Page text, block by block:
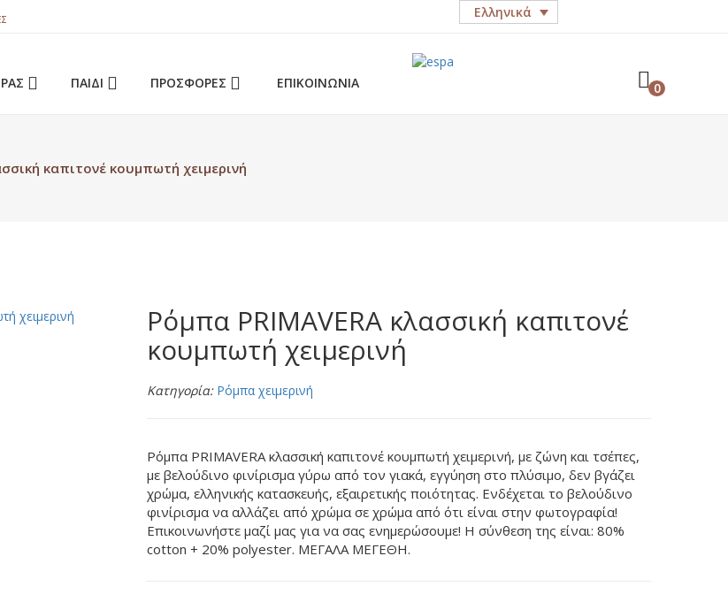
Ελληνικά
ΠΑΙΔΙ ΠΡΟΣΦΟΡΕΣ ΕΠΙΚΟΙΝΩΝΊΑ 0
καπιτονέ κουμπωτή χειμερινή
Ρόμπα PRIMAVERA κλασσική καπιτονέ
κουμπωτή χειμερινή
Κατηγορία: Ρόμπα χειμερινή
Ρόμπα PRIMAVERA κλασσική καπιτονέ κουμπωτή χειμερινή, με ζώνη και τσέπες,
με βελούδινο φινίρισμα γύρω από τον γιακά, εγγύηση στο πλύσιμο, δεν βγάζει
χρώμα, ελληνικής κατασκευής, εξαιρετικής ποιότητας. Ενδέχεται το βελούδινο
φινίρισμα να αλλάζει από χρώμα σε χρώμα από ότι είναι στην φωτογραφία!
Επικοινωνήστε μαζί μας για να σας ενημερώσουμε! Η σύνθεση της είναι: 80%
cotton + 20% polyester. ΜΕΓΑΛΑ ΜΕΓΕΘΗ.